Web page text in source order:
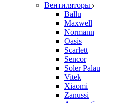
Вентиляторы
Ballu
Maxwell
Normann
Oasis
Scarlett
Sencor
Soler Palau
Vitek
Xiaomi
Zanussi